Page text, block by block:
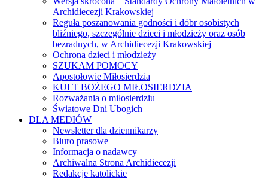
Archidiecezji Krakowskiej
Reguła poszanowania godności i dóbr osobistych
bliźniego, szczególnie dzieci i młodzieży oraz osób
bezradnych, w Archidiecezji Krakowskiej
Ochrona dzieci i młodzieży
SZUKAM POMOCY
Apostołowie Miłosierdzia
KULT BOŻEGO MIŁOSIERDZIA
Rozważania o miłosierdziu
Światowe Dni Ubogich
DLA MEDIÓW
Newsletter dla dziennikarzy
Biuro prasowe
Informacja o nadawcy
Archiwalna Strona Archidiecezji
Redakcje katolickie